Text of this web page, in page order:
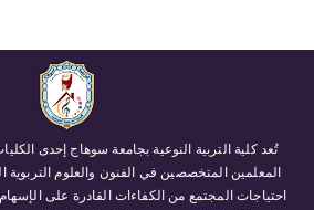
تُعد كلية التربية النوعية بجامعة سوهاج إحدى
المعلمين المتخصصين في الفنون والعلوم
احتياجات المجتمع من الكفاءات القادرة على